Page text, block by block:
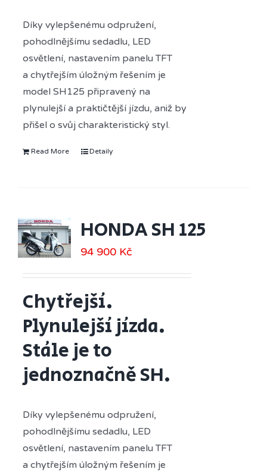
Díky vylepšenému odpružení,
pohodlnějšímu sedadlu, LED
osvětlení, nastavením panelu TFT
a chytřejším úložným řešením je
model SH125 připravený na
plynulejší a praktičtější jízdu, aniž by
přišel o svůj charakteristický styl.
Read More Detaily
HONDA SH 125
94 900 Kč
Chytřejší.
Plynulejší jízda.
Stále je to
jednoznačně SH.
Díky vylepšenému odpružení,
pohodlnějšímu sedadlu, LED
osvětlení, nastavením panelu TFT
a chytřejším úložným řešením je